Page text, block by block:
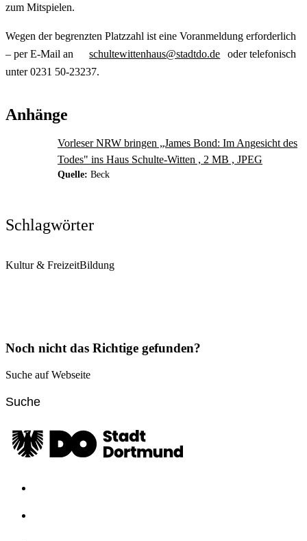
zum Mitspielen.
Wegen der begrenzten Platzzahl ist eine Voranmeldung erforderlich
– per E-Mail an
schultewittenhaus@stadtdo.de
oder telefonisch
unter 0231 50-23237.
Anhänge
Vorleser NRW bringen „James Bond: Im Angesicht des
Todes" ins Haus Schulte-Witten , 2 MB , JPEG
Quelle: Beck
Schlagwörter
Kultur & FreizeitBildung
Noch nicht das Richtige gefunden?
Suche auf Webseite